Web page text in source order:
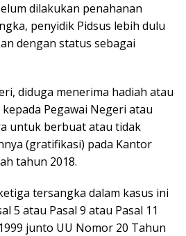
dilakukan penahanan
penyidik Pidsus lebih dulu
dengan status sebagai
diduga menerima hadiah atau
Pegawai Negeri atau
untuk berbuat atau tidak
(gratifikasi) pada Kantor
tahun 2018.
tersangka dalam kasus ini
5 atau Pasal 9 atau Pasal 11
junto UU Nomor 20 Tahun